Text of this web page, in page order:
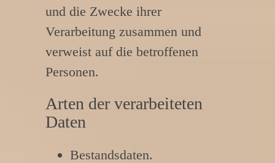
und die Zwecke ihrer
Verarbeitung zusammen und
verweist auf die betroffenen
Personen.
Arten der verarbeiteten
Daten
Bestandsdaten.